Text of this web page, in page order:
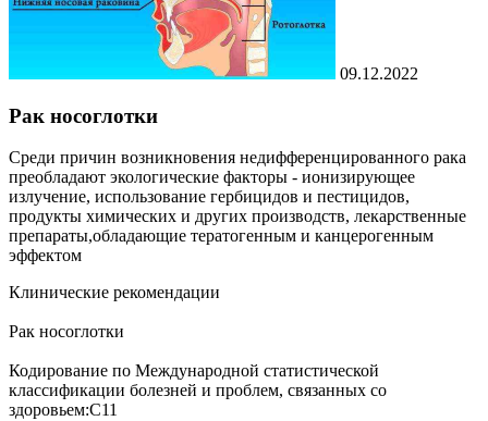
09.12.2022
Рак носоглотки
Среди причин возникновения недифференцированного рака
преобладают экологические факторы - ионизирующее
излучение, использование гербицидов и пестицидов,
продукты химических и других производств, лекарственные
препараты,обладающие тератогенным и канцерогенным
эффектом
Клинические рекомендации
Рак носоглотки
Кодирование по Международной статистической
классификации болезней и проблем, связанных со
здоровьем:С11